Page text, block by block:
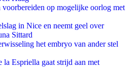
op mogelijke oorlog met
in Nice en neemt geel over
Sittard
het embryo van ander stel
Espriella gaat strijd aan met